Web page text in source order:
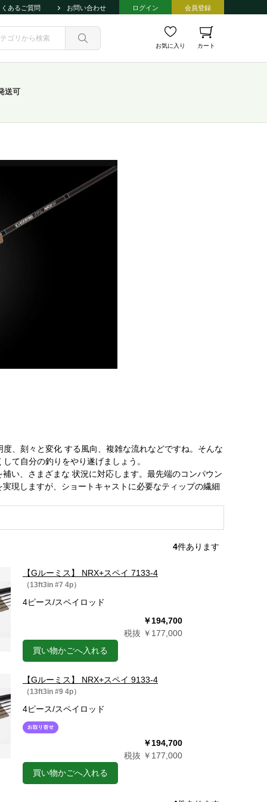
くあるご質問 お問い合わせ ログイン 会員登録
お気に入り カート
送可
、刻々と変化 する風向、複雑な流れなどですね。そんな
て自分の釣りをやり遂げましょう。
い、さまざまな 状況に対応します。最先端のコンパウン
現しますが、ショートキャストに必要なティップの繊細
4件あります
【Gルーミス】 NRX+スペイ 7133-4
（13ft3in #7 4p）
4ピース/スペイロッド
￥194,700
税抜 ￥177,000
買い物かごへ入れる
【Gルーミス】 NRX+スペイ 9133-4
（13ft3in #9 4p）
4ピース/スペイロッド
￥194,700
税抜 ￥177,000
買い物かごへ入れる